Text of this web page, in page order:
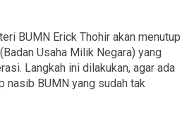
BUMN Erick Thohir akan menutup
Usaha Milik Negara) yang
Langkah ini dilakukan, agar ada
nasib BUMN yang sudah tak